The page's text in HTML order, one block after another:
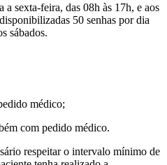
sexta-feira, das 08h às 17h, e aos
50 senhas por dia
sábados.
médico;
com pedido médico.
respeitar o intervalo mínimo de